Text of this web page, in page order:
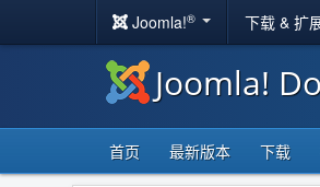
Joomla!® 下载 & 扩
Joomla!
首页 最新版本 下载